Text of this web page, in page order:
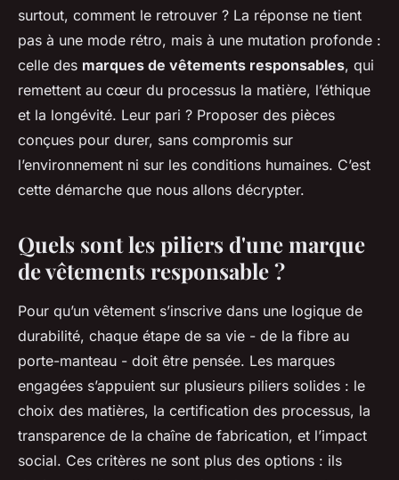
surtout, comment le retrouver ? La réponse ne tient
pas à une mode rétro, mais à une mutation profonde :
celle des marques de vêtements responsables, qui
remettent au cœur du processus la matière, l’éthique
et la longévité. Leur pari ? Proposer des pièces
conçues pour durer, sans compromis sur
l’environnement ni sur les conditions humaines. C’est
cette démarche que nous allons décrypter.
Quels sont les piliers d'une marque
de vêtements responsable ?
Pour qu’un vêtement s’inscrive dans une logique de
durabilité, chaque étape de sa vie - de la fibre au
porte-manteau - doit être pensée. Les marques
engagées s’appuient sur plusieurs piliers solides : le
choix des matières, la certification des processus, la
transparence de la chaîne de fabrication, et l’impact
social. Ces critères ne sont plus des options : ils